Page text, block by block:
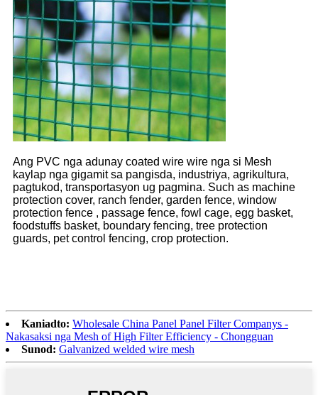
Ang PVC nga adunay coated wire wire nga si Mesh
kaylap nga gigamit sa pangisda, industriya, agrikultura,
pagtukod, transportasyon ug pagmina. Such as machine
protection cover, ranch fender, garden fence, window
protection fence , passage fence, fowl cage, egg basket,
foodstuffs basket, boundary fencing, tree protection
guards, pet control fencing, crop protection.
Kaniadto: Wholesale China Panel Panel Filter Companys -
Nakasaksi nga Mesh of High Filter Efficiency - Chongguan
Sunod: Galvanized welded wire mesh